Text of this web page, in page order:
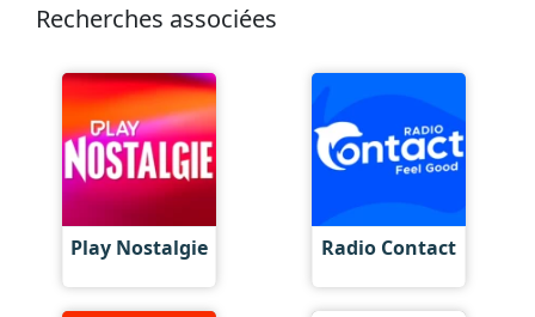
Recherches associées
Play Nostalgie Radio Contact